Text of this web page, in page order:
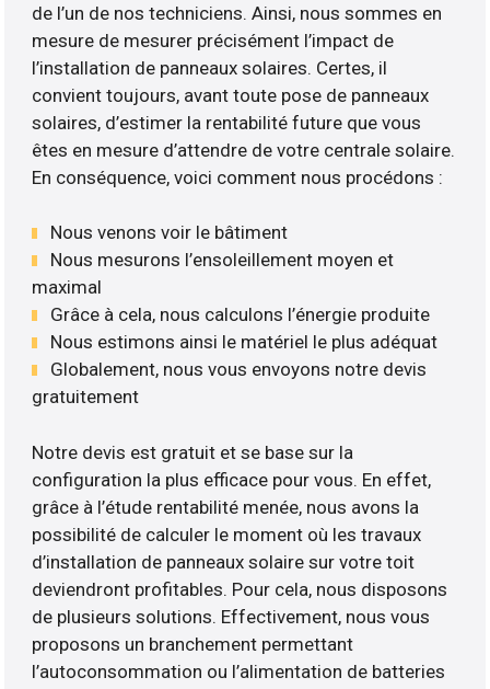
de l’un de nos techniciens. Ainsi, nous sommes en
mesure de mesurer précisément l’impact de
l’installation de panneaux solaires. Certes, il
convient toujours, avant toute pose de panneaux
solaires, d’estimer la rentabilité future que vous
êtes en mesure d’attendre de votre centrale solaire.
En conséquence, voici comment nous procédons :
Nous venons voir le bâtiment
Nous mesurons l’ensoleillement moyen et
maximal
Grâce à cela, nous calculons l’énergie produite
Nous estimons ainsi le matériel le plus adéquat
Globalement, nous vous envoyons notre devis
gratuitement
Notre devis est gratuit et se base sur la
configuration la plus efficace pour vous. En effet,
grâce à l’étude rentabilité menée, nous avons la
possibilité de calculer le moment où les travaux
d’installation de panneaux solaire sur votre toit
deviendront profitables. Pour cela, nous disposons
de plusieurs solutions. Effectivement, nous vous
proposons un branchement permettant
l’autoconsommation ou l’alimentation de batteries